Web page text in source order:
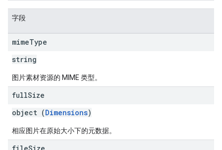
字段
mimeType
string
图片素材资源的 MIME 类型。
fullSize
object (Dimensions)
相应图片在原始大小下的元数据。